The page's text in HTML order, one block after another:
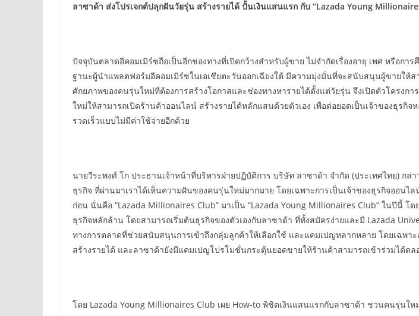
ลาซาด้า ส่งโปรเจกต์ปลุกฝันวัยรุ่น สร้างรายได้ ปั้นเงินแสนแรก กับ “Lazada Young
ปัจจุบันตลาดอีคอมเมิร์ซถือเป็นอีกช่องทางที่เปิดกว้างสำหรับผู้ขาย ไม่จำกัดเรื่องอายุ เพศ หรือ
ฐานะผู้นำแพลตฟอร์มอีคอมเมิร์ซในเอเชียตะวันออกเฉียงใต้ มีความมุ่งมั่นที่จะสนับสนุนผู้ขายให้
ศักยภาพของคนรุ่นใหม่ที่ต้องการสร้างโอกาสและช่องทางหารายได้ตั้งแต่วัยรุ่น จึงเปิดตัวโครง
ใหม่ให้สามารถเปิดร้านค้าออนไลน์ สร้างรายได้หลักแสนด้วยตัวเอง เพื่อต่อยอดเป็นเจ้าของธุร
รวดเร็วแบบไม่มีค่าใช้จ่ายอีกด้วย
นายวีระพงศ์ โก ประธานเจ้าหน้าที่บริหารฝ่ายปฏิบัติการ บริษัท ลาซาด้า จำกัด (ประเทศไทย) ก
ธุรกิจ ที่ผ่านมาเราได้เห็นความฝันของคนรุ่นใหม่มากมาย โดยเฉพาะการเป็นเจ้าของธุรกิจออน
ก่อน นั่นคือ “Lazada Millionaires Club” มาเป็น “Lazada Young Millionaires Club” ในปีนี้
ธุรกิจหลักล้าน โดยสามารถเริ่มต้นธุรกิจของตัวเองกับลาซาด้า ที่ทั้งสมัครง่ายและมี Lazada
ทางการตลาดที่ช่วยสนับสนุนการเข้าถึงกลุ่มลูกค้าให้เลือกใช้ และแคมเปญหลากหลาย โดยเฉพ
สร้างรายได้ และลาซาด้ายังมีแคมเปญโปรโมชั่นกระตุ้นยอดขายให้ร้านค้าสามารถเข้าร่วมได้ต
โดย Lazada Young Millionaires Club เผย How-to พิชิตเงินแสนแรกกับลาซาด้า ชวนคนรุ่นใ